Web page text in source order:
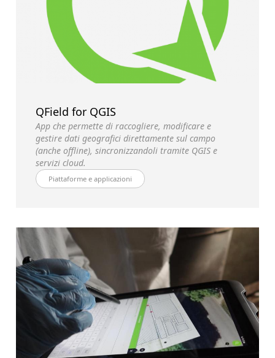
QField for QGIS
App che permette di raccogliere, modificare e
gestire dati geografici direttamente sul campo
(anche offline), sincronizzandoli tramite QGIS e
servizi cloud.
Piattaforme e applicazioni